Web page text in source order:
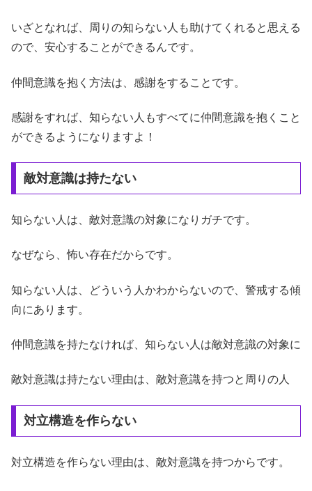
いざとなれば、周りの知らない人も助けてくれると思える
ので、安心することができるんです。
仲間意識を抱く方法は、感謝をすることです。
感謝をすれば、知らない人もすべてに仲間意識を抱くこと
ができるようになりますよ！
敵対意識は持たない
知らない人は、敵対意識の対象になりガチです。
なぜなら、怖い存在だからです。
知らない人は、どういう人かわからないので、警戒する傾
向にあります。
仲間意識を持たなければ、知らない人は敵対意識の対象に
敵対意識は持たない理由は、敵対意識を持つと周りの人
対立構造を作らない
対立構造を作らない理由は、敵対意識を持つからです。